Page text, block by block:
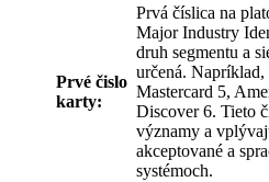
Prvé čislo
karty:
Prvá číslica na
Major Industry
druh segmentu a
určená.
Mastercard 5,
Discover 6. Tieto
významy a
akceptované a
systémoch.